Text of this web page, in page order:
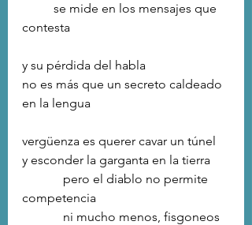
contesta
y su pérdida del habla
no es más que un secreto caldeado
en la lengua
vergüenza es querer cavar un túnel
y esconder la garganta en la tierra
competencia
	   ni mucho menos, fisgoneos